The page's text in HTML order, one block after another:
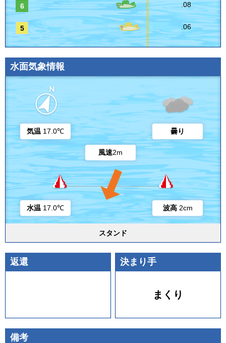
6 .08
5 .06
水面気象情報
気温 17.0℃ 曇り
風速2m
水温 17.0℃ 波高 2cm
スタンド
返還 決まり手
まくり
備考